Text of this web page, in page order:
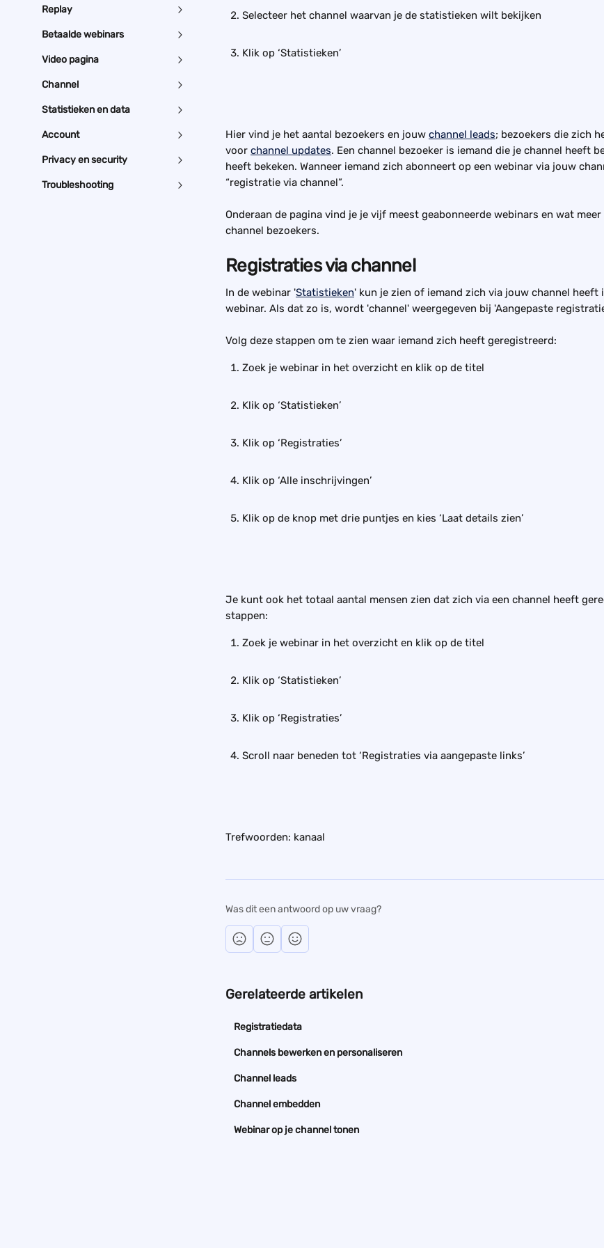
Replay
Betaalde webinars
Video pagina
Channel
Statistieken en data
Account
Privacy en security
Troubleshooting
Selecteer het channel waarvan je de statistieken wilt bekijken
Klik op ‘Statistieken’
Hier vind je het aantal bezoekers en jouw channel leads; bezoekers die zich
voor channel updates. Een channel bezoeker is iemand die je channel heeft
heeft bekeken. Wanneer iemand zich abonneert op een webinar via jouw
“registratie via channel”.
Onderaan de pagina vind je je vijf meest geabonneerde webinars en wat
channel bezoekers.
Registraties via channel
In de webinar 'Statistieken' kun je zien of iemand zich via jouw channel heeft
webinar. Als dat zo is, wordt 'channel' weergegeven bij 'Aangepaste
Volg deze stappen om te zien waar iemand zich heeft geregistreerd:
Zoek je webinar in het overzicht en klik op de titel
Klik op ‘Statistieken’
Klik op ‘Registraties’
Klik op ‘Alle inschrijvingen’
Klik op de knop met drie puntjes en kies ‘Laat details zien’
Je kunt ook het totaal aantal mensen zien dat zich via een channel heeft
stappen:
Zoek je webinar in het overzicht en klik op de titel
Klik op ‘Statistieken’
Klik op ‘Registraties’
Scroll naar beneden tot ‘Registraties via aangepaste links’
Trefwoorden: kanaal
Was dit een antwoord op uw vraag?
Gerelateerde artikelen
Registratiedata
Channels bewerken en personaliseren
Channel leads
Channel embedden
Webinar op je channel tonen